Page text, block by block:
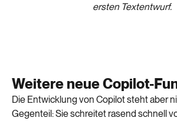
ersten Textentwurf.
Weitere neue Copilot-
Die Entwicklung von Copilot steht aber
Gegenteil: Sie schreitet rasend schnell